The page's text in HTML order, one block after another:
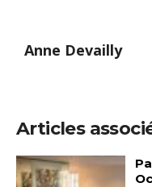
Anne Devailly
Articles